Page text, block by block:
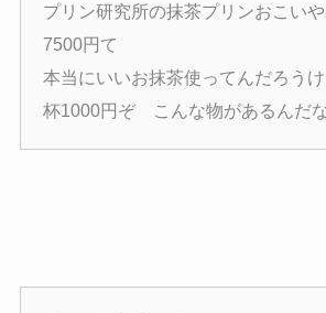
プリン研究所の抹茶プリンおこい
7500円て
本当にいいお抹茶使ってんだろう
杯1000円ぞ こんな物があるんだ